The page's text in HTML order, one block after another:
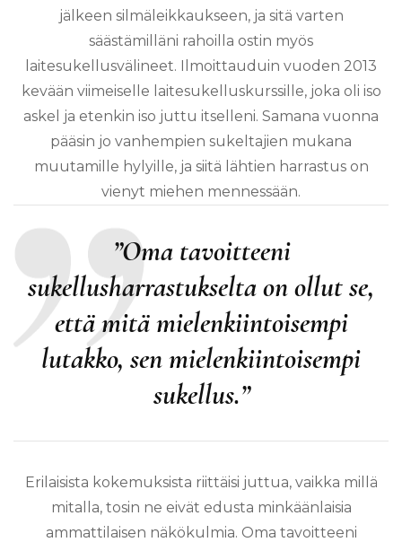
jälkeen silmäleikkaukseen, ja sitä varten
säästämilläni rahoilla ostin myös
laitesukellusvälineet. Ilmoittauduin vuoden 2013
kevään viimeiselle laitesukelluskurssille, joka oli iso
askel ja etenkin iso juttu itselleni. Samana vuonna
pääsin jo vanhempien sukeltajien mukana
muutamille hylyille, ja siitä lähtien harrastus on
vienyt miehen mennessään.
”Oma tavoitteeni
sukellusharrastukselta on ollutse,
että mitä mielenkiintoisempi
lutakko, sen mielenkiintoisempi
sukellus.”
Erilaisista kokemuksista riittäisi juttua, vaikka millä
mitalla, tosin ne eivät edusta minkäänlaisia
ammattilaisen näkökulmia. Oma tavoitteeni